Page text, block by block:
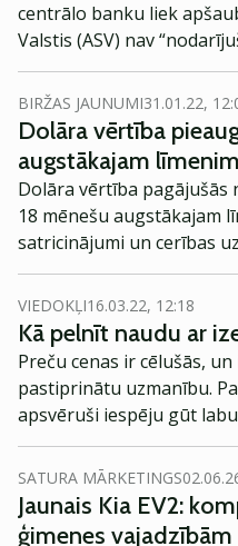
centrālo banku liek
Valstis (ASV) nav
apdraudējušas savas
BIRŽAS JAUNUMI31.01.22,
Dolāra vērtība
augstākajam līmenim
Dolāra vērtība pagājušās
18 mēnešu augstākajam
satricinājumi un cerības
Amerikas Savienotajās
VIEDOKĻI16.03.22, 12:18
Kā pelnīt naudu ar
Preču cenas ir cēlušās,
pastiprinātu uzmanību.
apsvēruši iespēju gūt
vai pallādija.
SATURA MĀRKETINGS
Jaunais Kia EV2:
ģimenes vajadzībām